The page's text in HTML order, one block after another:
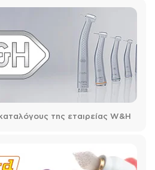
της εταιρείας W&H